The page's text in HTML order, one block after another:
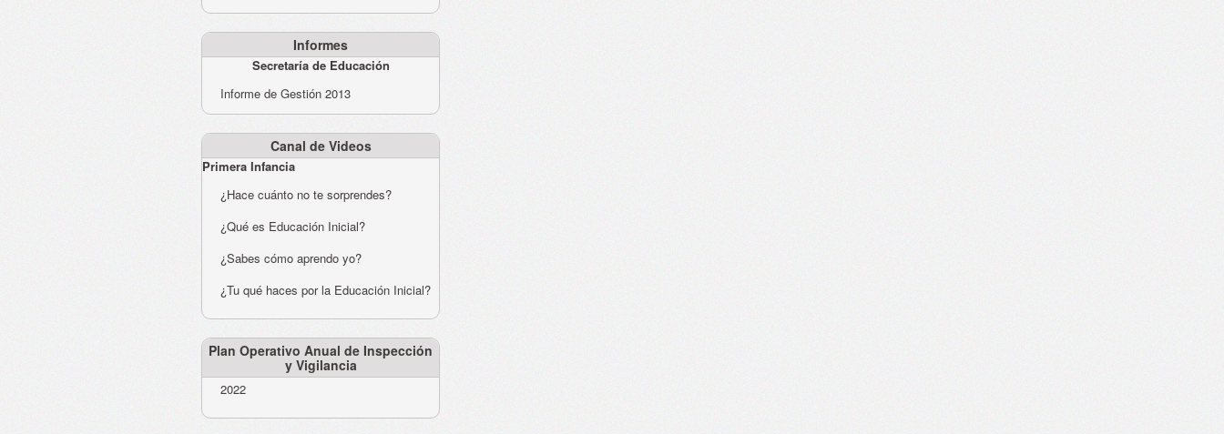
Informes
Secretaría de Educación
Informe de Gestión 2013
Canal de Videos
Primera Infancia
¿Hace cuánto no te sorprendes?
¿Qué es Educación Inicial?
¿Sabes cómo aprendo yo?
¿Tu qué haces por la Educación Inicial?
Plan Operativo Anual de Inspección
y Vigilancia
2022